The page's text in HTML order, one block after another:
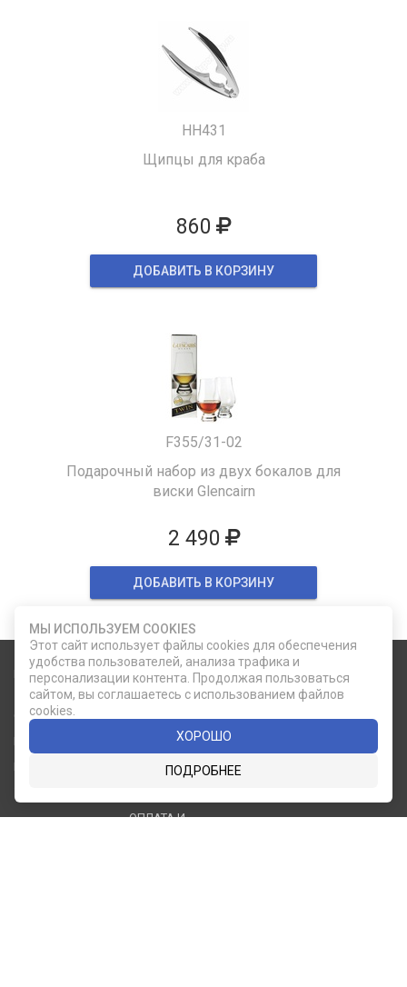
HH431
Щипцы для краба
860
ДОБАВИТЬ В КОРЗИНУ
F355/31-02
Подарочный набор из двух бокалов для
виски Glencairn
2 490
ДОБАВИТЬ В КОРЗИНУ
Карта сайта
О КОМПАНИИ
КОНТАКТЫ
ОПЛАТА И
Социальные сети
МЫ ИСПОЛЬЗУЕМ COOKIES
Этот сайт использует файлы cookies для обеспечения
удобства пользователей, анализа трафика и
персонализации контента. Продолжая пользоваться
сайтом, вы соглашаетесь с использованием файлов
cookies.
ХОРОШО
ПОДРОБНЕЕ